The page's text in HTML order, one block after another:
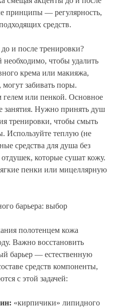
принципы — регулярность,
средств.
и после тренировки?
чтобы удалить
крема или макияжа,
забивать поры.
гелем или пенкой. Основное
Нужно принять душ
тренировки, чтобы смыть
Используйте теплую (не
средства для душа без
которые сушат кожу.
пенки или мицеллярную
барьера: выбор
полотенцем кожа
Важно восстановить
барьер — естественную
средств компоненты,
с этой задачей:
«кирпичики» липидного